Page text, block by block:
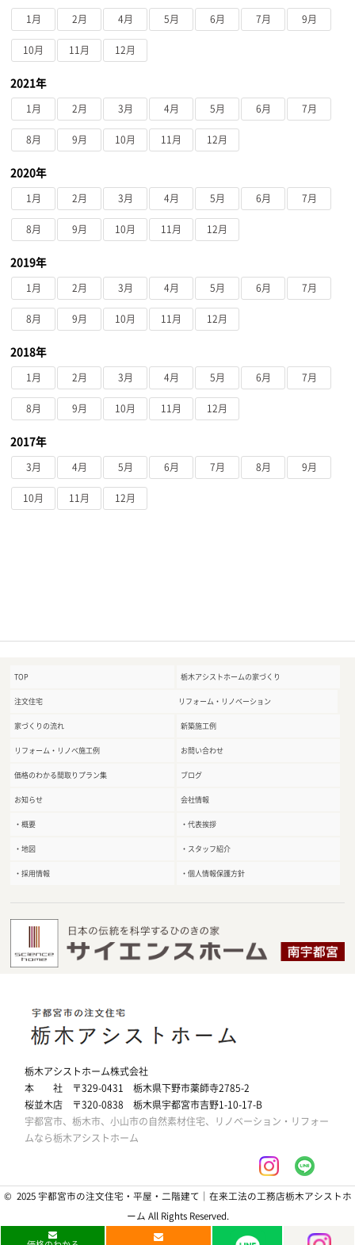
1月 2月 4月 5月 6月 7月 9月
10月 11月 12月
2021年
1月 2月 3月 4月 5月 6月 7月
8月 9月 10月 11月 12月
2020年
1月 2月 3月 4月 5月 6月 7月
8月 9月 10月 11月 12月
2019年
1月 2月 3月 4月 5月 6月 7月
8月 9月 10月 11月 12月
2018年
1月 2月 3月 4月 5月 6月 7月
8月 9月 10月 11月 12月
2017年
3月 4月 5月 6月 7月 8月 9月
10月 11月 12月
TOP 栃木アシストホームの家づくり
注文住宅 リフォーム・リノベーション
家づくりの流れ 新築施工例
リフォーム・リノベ施工例 お問い合わせ
価格のわかる間取りプラン集 ブログ
お知らせ 会社情報
・概要 ・代表挨拶
・地図 ・スタッフ紹介
・採用情報 ・個人情報保護方針
栃木アシストホーム株式会社
本 社 〒329-0431 栃木県下野市薬師寺2785-2
桜並木店 〒320-0838 栃木県宇都宮市吉野1-10-17-B
宇都宮市、栃木市、小山市の自然素材住宅、リノベーション・リフォー
ムなら栃木アシストホーム
© 2025 宇都宮市の注文住宅・平屋・二階建て｜在来工法の工務店栃木アシストホ
ーム All Rights Reserved.